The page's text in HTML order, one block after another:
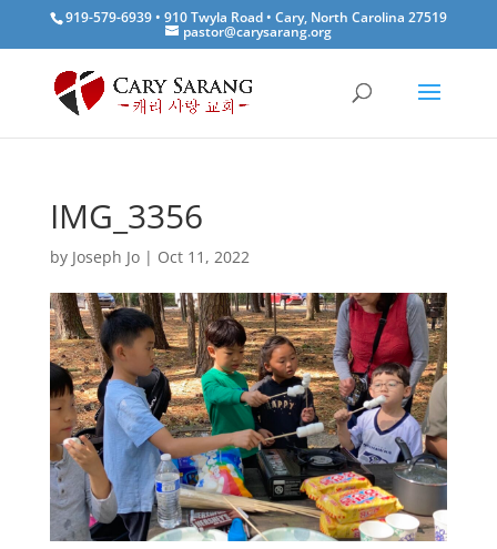
919-579-6939 • 910 Twyla Road • Cary, North Carolina 27519
pastor@carysarang.org
IMG_3356
by Joseph Jo| Oct 11, 2022